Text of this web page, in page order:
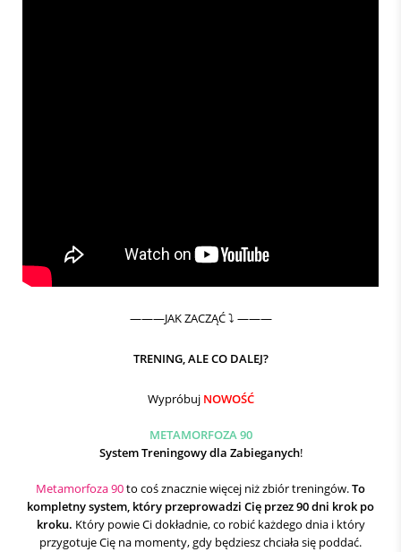
———JAK ZACZĄĆ ⤵️ ———
TRENING, ALE CO DALEJ?
Wypróbuj NOWOŚĆ
METAMORFOZA 90
System Treningowy dla Zabieganych!
Metamorfoza 90to coś znacznie więcej niż zbiór treningów.To
kompletny system, który przeprowadzi Cię przez 90 dni krok po
kroku. Który powie Ci dokładnie, co robić każdego dnia i który
przygotuje Cię na momenty, gdy będziesz chciała się poddać.